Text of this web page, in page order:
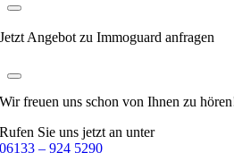
Jetzt Angebot zu Immoguard anfragen
Wir freuen uns schonvon Ihnen zu
Rufen Sie uns jetzt an unter
06133 – 924 5290